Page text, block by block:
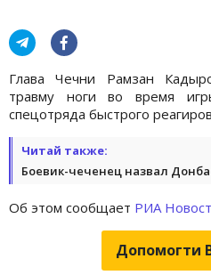
Глава Чечни Рамзан
травму ноги во время
спецотряда быстрого
Читай также:
Боевик-чеченец назвал
Об этом сообщает РИА
Допомогти